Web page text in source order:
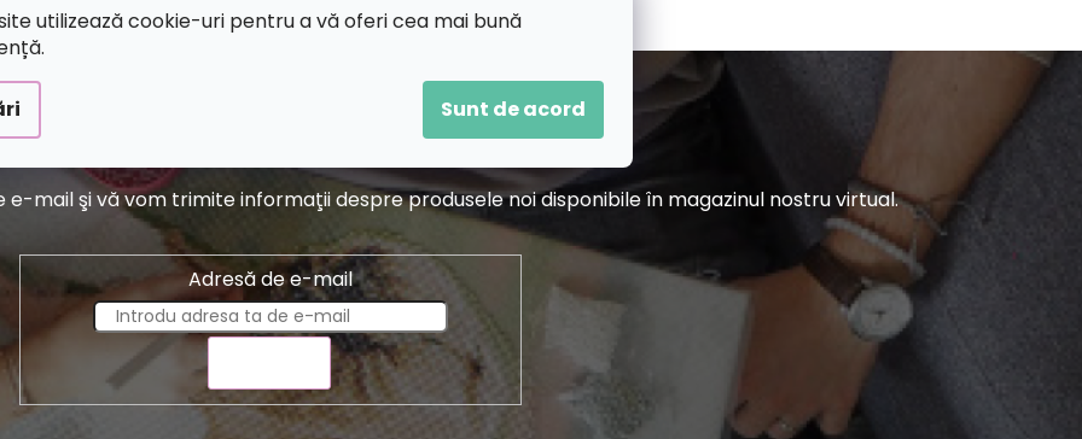
utilizează cookie-uri pentru a vă oferi cea mai bună
Sunt de acord
mail şi vă vom trimite informaţii despre produsele noi disponibile în magazinul nostru virtual.
Adresă de e-mail